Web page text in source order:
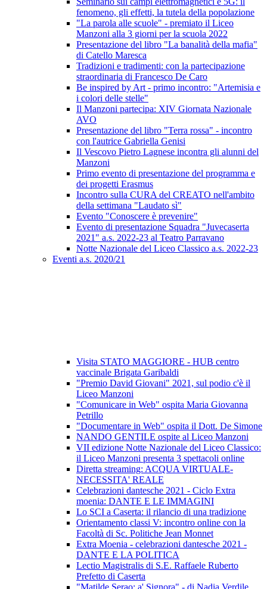
fenomeno, gli effetti, la tutela della popolazione
"La parola alle scuole" - premiato il Liceo
Manzoni alla 3 giorni per la scuola 2022
Presentazione del libro "La banalità della mafia"
di Catello Maresca
Tradizioni e tradimenti: con la partecipazione
straordinaria di Francesco De Caro
Be inspired by Art - primo incontro: "Artemisia e
i colori delle stelle"
Il Manzoni partecipa: XIV Giornata Nazionale
AVO
Presentazione del libro "Terra rossa" - incontro
con l'autrice Gabriella Genisi
Il Vescovo Pietro Lagnese incontra gli alunni del
Manzoni
Primo evento di presentazione del programma e
dei progetti Erasmus
Incontro sulla CURA del CREATO nell'ambito
della settimana "Laudato sì"
Evento "Conoscere è prevenire"
Evento di presentazione Squadra "Juvecaserta
2021" a.s. 2022-23 al Teatro Parravano
Notte Nazionale del Liceo Classico a.s. 2022-23
Eventi a.s. 2020/21
Visita STATO MAGGIORE - HUB centro
vaccinale Brigata Garibaldi
"Premio David Giovani" 2021, sul podio c'è il
Liceo Manzoni
"Comunicare in Web" ospita Maria Giovanna
Petrillo
"Documentare in Web" ospita il Dott. De Simone
NANDO GENTILE ospite al Liceo Manzoni
VII edizione Notte Nazionale del Liceo Classico:
il Liceo Manzoni presenta 3 spettacoli online
Diretta streaming: ACQUA VIRTUALE-
NECESSITA' REALE
Celebrazioni dantesche 2021 - Ciclo Extra
moenia: DANTE E LE IMMAGINI
Lo SCI a Caserta: il rilancio di una tradizione
Orientamento classi V: incontro online con la
Facoltà di Sc. Politiche Jean Monnet
Extra Moenia - celebrazioni dantesche 2021 -
DANTE E LA POLITICA
Lectio Magistralis di S.E. Raffaele Ruberto
Prefetto di Caserta